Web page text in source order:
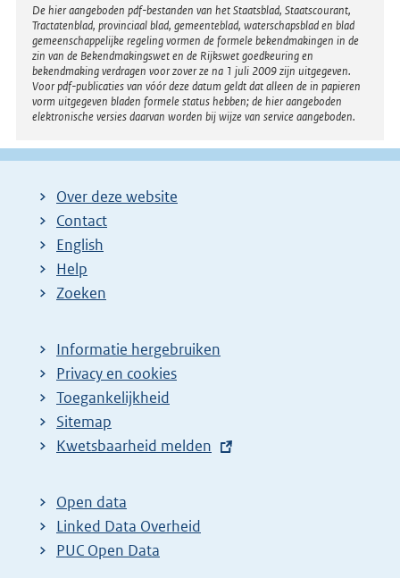
Disclaimer
De hier aangeboden pdf-bestanden van het Staatsblad, Staatscourant,
Tractatenblad, provinciaal blad, gemeenteblad, waterschapsblad en blad
gemeenschappelijke regeling vormen de formele bekendmakingen in de
zin van de Bekendmakingswet en de Rijkswet goedkeuring en
bekendmaking verdragen voor zover ze na 1 juli 2009 zijn uitgegeven.
Voor pdf-publicaties van vóór deze datum geldt dat alleen de in papieren
vorm uitgegeven bladen formele status hebben; de hier aangeboden
elektronische versies daarvan worden bij wijze van service aangeboden.
Over deze website
Contact
English
Help
Zoeken
Informatie hergebruiken
Privacy en cookies
Toegankelijkheid
Sitemap
E
t
e
r
Kwetsbaarheid melden
Open data
Linked Data Overheid
PUC Open Data